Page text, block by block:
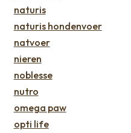
naturis
naturis hondenvoer
natvoer
nieren
noblesse
nutro
omega paw
opti life